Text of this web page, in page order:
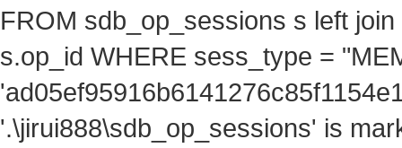
FROM sdb_op_sessions s left
s.op_id WHERE sess_type =
'.\jirui888\sdb_op_sessions' is